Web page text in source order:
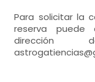
Para solicitar la
reserva
dirección